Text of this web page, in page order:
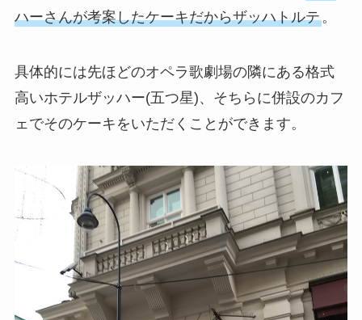
ハーさんが考案したケーキだからザッハトルテ。
具体的には先ほどのオペラ歌劇場の隣にある格式
高いホテルザッハー(五つ星)、そちらに併設のカフ
ェでそのケーキをいただくことができます。